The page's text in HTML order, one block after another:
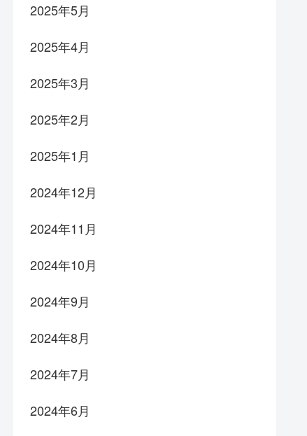
2025年5月
2025年4月
2025年3月
2025年2月
2025年1月
2024年12月
2024年11月
2024年10月
2024年9月
2024年8月
2024年7月
2024年6月